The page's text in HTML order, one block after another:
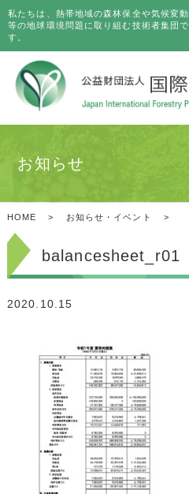
私たちは、熱帯地域の森林保全や気候変動
等の地球環境問題に取り組む技術者集団で
す。
お知らせ
HOME > お知らせ・イベント >
balancesheet_r01
2020.10.15